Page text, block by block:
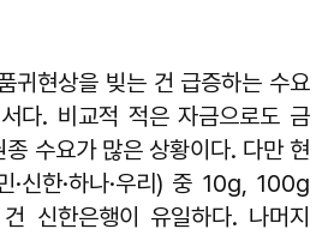
귀현상을 빚는 건 급증하는 수요
다. 비교적 적은 자금으로도 금
수요가 많은 상황이다. 다만 현
신한·하나·우리) 중 10g, 100g
신한은행이 유일하다. 나머지